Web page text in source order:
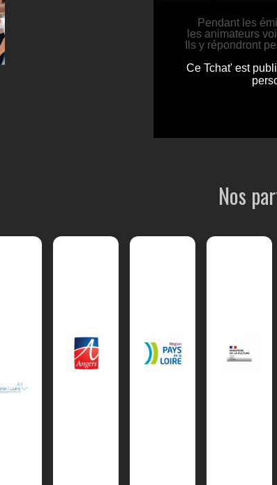
Nos